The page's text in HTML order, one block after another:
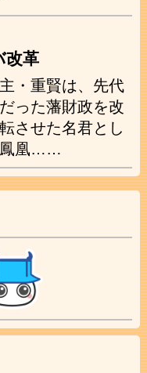
改革
・重賢は、先代
った藩財政を改
させた名君とし
鳳凰……